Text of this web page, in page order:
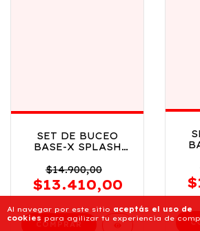
Al navegar por este sitio aceptás el uso de
cookies para agilizar tu experiencia de
SET DE BUCEO
BASE-X SPLASH
AZUL
$14.900,00
$13.410,00